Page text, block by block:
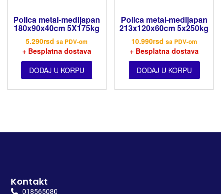
Polica metal-medijapan
180x90x40cm 5X175kg
5.290rsd sa PDV-om
+ Besplatna dostava
DODAJ U KORPU
Polica metal-medijapan
213x120x60cm 5x250kg
10.990rsd sa PDV-om
+ Besplatna dostava
DODAJ U KORPU
Kontakt
018565080